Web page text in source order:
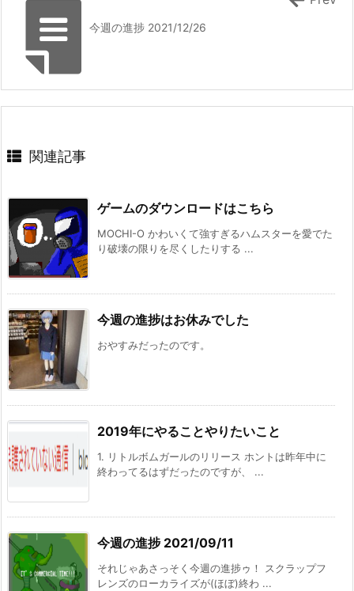
今週の進捗 2021/12/26
関連記事
ゲームのダウンロードはこちら
MOCHI-O かわいくて強すぎるハムスターを愛でた
り破壊の限りを尽くしたりする ...
今週の進捗はお休みでした
おやすみだったのです。
2019年にやることやりたいこと
1. リトルボムガールのリリース ホントは昨年中に
終わってるはずだったのですが、 ...
今週の進捗 2021/09/11
それじゃあさっそく今週の進捗ゥ！ スクラップフ
レンズのローカライズが(ほぼ)終わ ...